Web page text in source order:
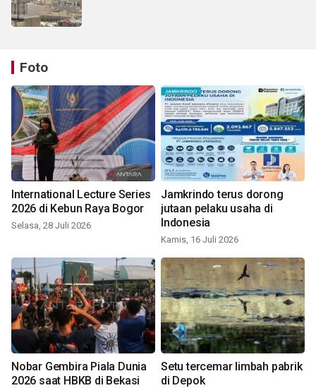
Foto
International Lecture Series
2026 di Kebun Raya Bogor
Selasa, 28 Juli 2026
Jamkrindo terus dorong
jutaan pelaku usaha di
Indonesia
Kamis, 16 Juli 2026
Nobar Gembira Piala Dunia
2026 saat HBKB di Bekasi
Setu tercemar limbah pabrik
di Depok